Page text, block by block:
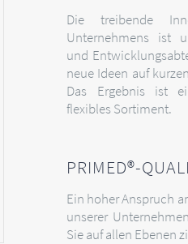
Die treibende
Unternehmens ist
und
neue Ideen auf
Das Ergebnis ist
flexibles Sortiment.
PRIMED®-
Ein hoher Anspruch
unserer
Sie auf allen Ebenen